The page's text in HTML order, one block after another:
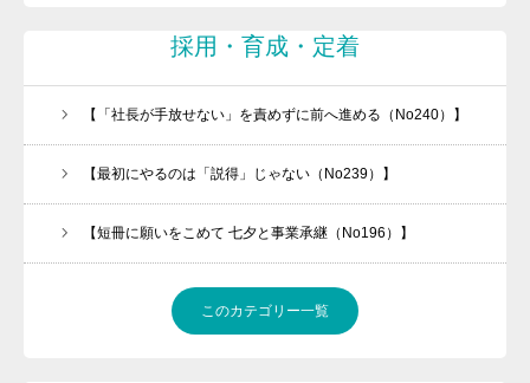
採用・育成・定着
【「社長が手放せない」を責めずに前へ進める（No240）】
【最初にやるのは「説得」じゃない（No239）】
【短冊に願いをこめて 七夕と事業承継（No196）】
このカテゴリー一覧